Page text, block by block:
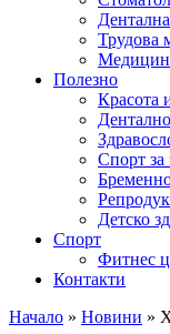
Трудова
Полезно
Красота
Спорт за
Детско
Спорт
Фитнес
Контакти
Начало » Новини »